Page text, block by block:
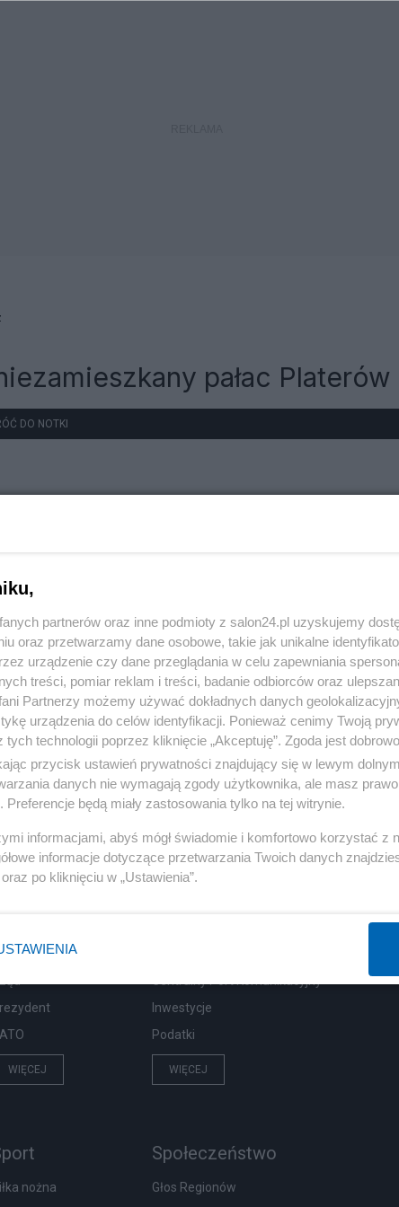
pałac Platerów
DO NOTKI
WIĘCEJ
Inwestycje
Podatki
WIĘCEJ
nożna
Społeczeństwo
Głos Regionów
partnerów oraz inne podmioty z salon24.pl uzyskujemy
oraz przetwarzamy dane osobowe, takie jak unikalne
urządzenie czy dane przeglądania w celu zapewniania
treści, pomiar reklam i treści, badanie odbiorców oraz
Partnerzy możemy używać dokładnych danych
urządzenia do celów identyfikacji. Ponieważ cenimy Twoją
tych technologii poprzez kliknięcie „Akceptuję”. Zgoda jest
przycisk ustawień prywatności znajdujący się w lewym
danych nie wymagają zgody użytkownika, ale masz
będą miały zastosowania tylko na tej witrynie.
informacjami, abyś mógł świadomie i komfortowo korzystać z
informacje dotyczące przetwarzania Twoich danych
oraz po kliknięciu w „Ustawienia”.